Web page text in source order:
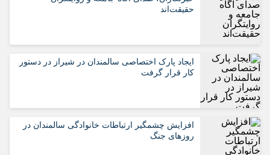
حقیقت‌اند
ایجاد پارک اختصاصی سالمندان در شیراز در دستور
کار قرار گرفت
افزایش چشمگیر ارتباطات خانوادگی سالمندان در
روزهای جنگ